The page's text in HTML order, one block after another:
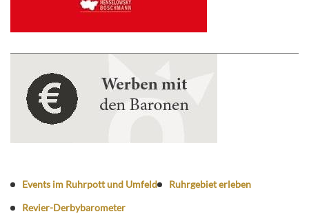
Events im Ruhrpott und Umfeld
Ruhrgebiet erleben
Revier-Derbybarometer